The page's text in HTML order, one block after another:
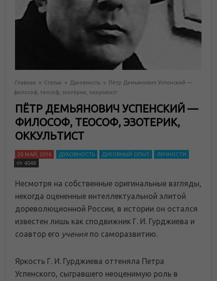
Главная » Статьи » Духовность » Пётр Демьянович Успенский —
философ, теософ, эзотерик, оккультист
ПЁТР ДЕМЬЯНОВИЧ УСПЕНСКИЙ —
ФИЛОСОФ, ТЕОСОФ, ЭЗОТЕРИК,
ОККУЛЬТИСТ
20 МАЙ, 2016 ДУХОВНОСТЬ ДУХОВНЫЙ ОПЫТ
ЛИЧНОСТИ
4048
Несмотря на собственные оригинальные взгляды,
некогда оцененные интеллектуальной элитой
дореволюционной России, в истории он остался
известен лишь как сподвижник Г. И. Гурджиева и
соавтор его ученияпо саморазвитию.
Яркость Г. И. Гурджиева оттеняла Петра
Успенского, сыгравшего неоценимую роль в